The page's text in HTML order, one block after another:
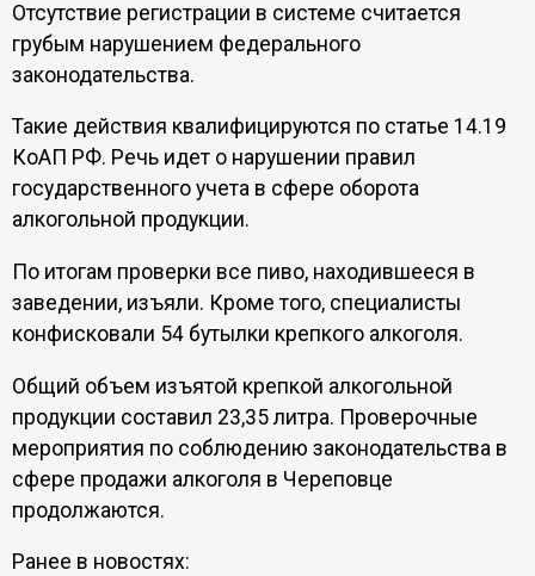
Отсутствие регистрации в системе считается
грубым нарушением федерального
законодательства.
Такие действия квалифицируются по статье 14.19
КоАП РФ. Речь идет о нарушении правил
государственного учета в сфере оборота
алкогольной продукции.
По итогам проверки все пиво, находившееся в
заведении, изъяли. Кроме того, специалисты
конфисковали 54 бутылки крепкого алкоголя.
Общий объем изъятой крепкой алкогольной
продукции составил 23,35 литра. Проверочные
мероприятия по соблюдению законодательства в
сфере продажи алкоголя в Череповце
продолжаются.
Ранее в новостях: